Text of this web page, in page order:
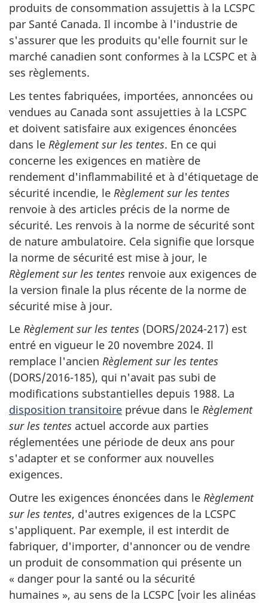
produits de consommation assujettis à la LCSPC
par Santé Canada. Il incombe à l'industrie de
s'assurer que les produits qu'elle fournit sur le
marché canadien sont conformes à la LCSPC et à
ses règlements.
Les tentes fabriquées, importées, annoncées ou
vendues au Canada sont assujetties à la LCSPC
et doivent satisfaire aux exigences énoncées
dans le Règlement sur les tentes. En ce qui
concerne les exigences en matière de
rendement d'inflammabilité et à d'étiquetage de
sécurité incendie, le Règlement sur les tentes
renvoie à des articles précis de la norme de
sécurité. Les renvois à la norme de sécurité sont
de nature ambulatoire. Cela signifie que lorsque
la norme de sécurité est mise à jour, le
Règlement sur les tentes renvoie aux exigences de
la version finale la plus récente de la norme de
sécurité mise à jour.
Le Règlement sur les tentes (DORS/2024-217) est
entré en vigueur le 20 novembre 2024. Il
remplace l'ancien Règlement sur les tentes
(DORS/2016-185), qui n'avait pas subi de
modifications substantielles depuis 1988. La
disposition transitoire prévue dans le Règlement
sur les tentes actuel accorde aux parties
réglementées une période de deux ans pour
s'adapter et se conformer aux nouvelles
exigences.
Outre les exigences énoncées dans le Règlement
sur les tentes, d'autres exigences de la LCSPC
s'appliquent. Par exemple, il est interdit de
fabriquer, d'importer, d'annoncer ou de vendre
un produit de consommation qui présente un
« danger pour la santé ou la sécurité
humaines », au sens de la LCSPC [voir les alinéas